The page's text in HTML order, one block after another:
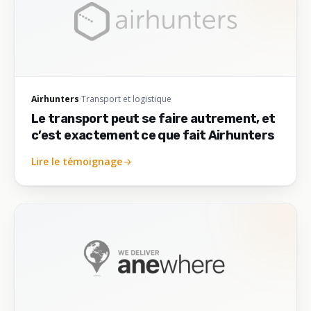
Airhunters·Transport et logistique
Le transport peut se faire autrement, et
c’est exactement ce que fait Airhunters
Lire le témoignage